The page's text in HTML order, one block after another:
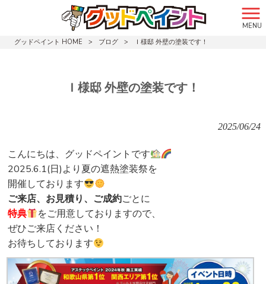
MENU
グッドペイント HOME
> ブログ > Ｉ様邸 外壁の塗装です！
Ｉ様邸 外壁の塗装です！
2025/06/24
こんにちは、グッドペイントです
2025.6.1(日)より夏の遮熱塗装祭を
開催しております
ご来店、お見積り、ご成約ごとに
特典
をご用意しておりますので、
ぜひご来店ください！
お待ちしております